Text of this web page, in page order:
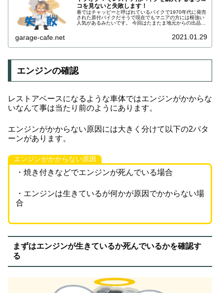
コを見ないと失敗します！
巷ではチャッピーと呼ばれているバイクで1970年代に発売
された原付バイクだそうで現在でもマニアの方には根強い
人気があるみたいです。 今回はたまたま地元からの出品が
バイクとはいえギア付きのバイクを2万円で手に入れると
garage-cafe.net 2021.01.29
エンジンの確認
レストアベースになるような車体ではエンジンがかからな
いなんて事は当たり前のようにあります。
エンジンがかからない原因には大きく分けて以下の2パタ
ーンがあります。
エンジンがかからない原因
・焼き付きなどでエンジンが死んでいる場合
・エンジンは生きているが何かが原因でかからない場
合
まずはエンジンが生きているか死んでいるかを確認す
る